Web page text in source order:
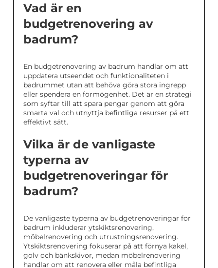
Vad är en
budgetrenovering av
badrum?
En budgetrenovering av badrum handlar om att
uppdatera utseendet och funktionaliteten i
badrummet utan att behöva göra stora ingrepp
eller spendera en förmögenhet. Det är en strategi
som syftar till att spara pengar genom att göra
smarta val och utnyttja befintliga resurser på ett
effektivt sätt.
Vilka är de vanligaste
typerna av
budgetrenoveringar för
badrum?
De vanligaste typerna av budgetrenoveringar för
badrum inkluderar ytskiktsrenovering,
möbelrenovering och utrustningsrenovering.
Ytskiktsrenovering fokuserar på att förnya kakel,
golv och bänkskivor, medan möbelrenovering
handlar om att renovera eller måla befintliga